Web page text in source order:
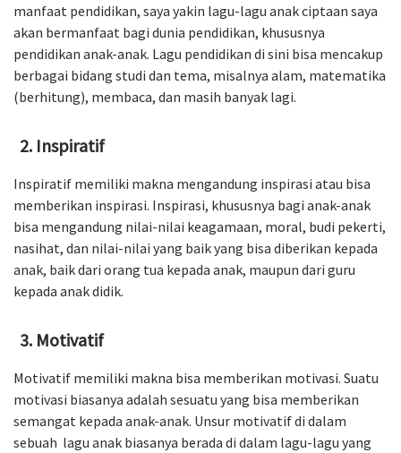
manfaat pendidikan, saya yakin lagu-lagu anak ciptaan saya
akan bermanfaat bagi dunia pendidikan, khususnya
pendidikan anak-anak. Lagu pendidikan di sini bisa mencakup
berbagai bidang studi dan tema, misalnya alam, matematika
(berhitung), membaca, dan masih banyak lagi.
Inspiratif
Inspiratif memiliki makna mengandung inspirasi atau bisa
memberikan inspirasi. Inspirasi, khususnya bagi anak-anak
bisa mengandung nilai-nilai keagamaan, moral, budi pekerti,
nasihat, dan nilai-nilai yang baik yang bisa diberikan kepada
anak, baik dari orang tua kepada anak, maupun dari guru
kepada anak didik.
Motivatif
Motivatif memiliki makna bisa memberikan motivasi. Suatu
motivasi biasanya adalah sesuatu yang bisa memberikan
semangat kepada anak-anak. Unsur motivatif di dalam
sebuah lagu anak biasanya berada di dalam lagu-lagu yang